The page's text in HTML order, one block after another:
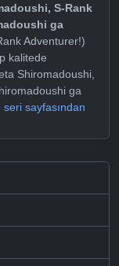
S-Rank
ga
Adventurer!)
kalitede
Shiromadoushi,
ga
seri sayfasından